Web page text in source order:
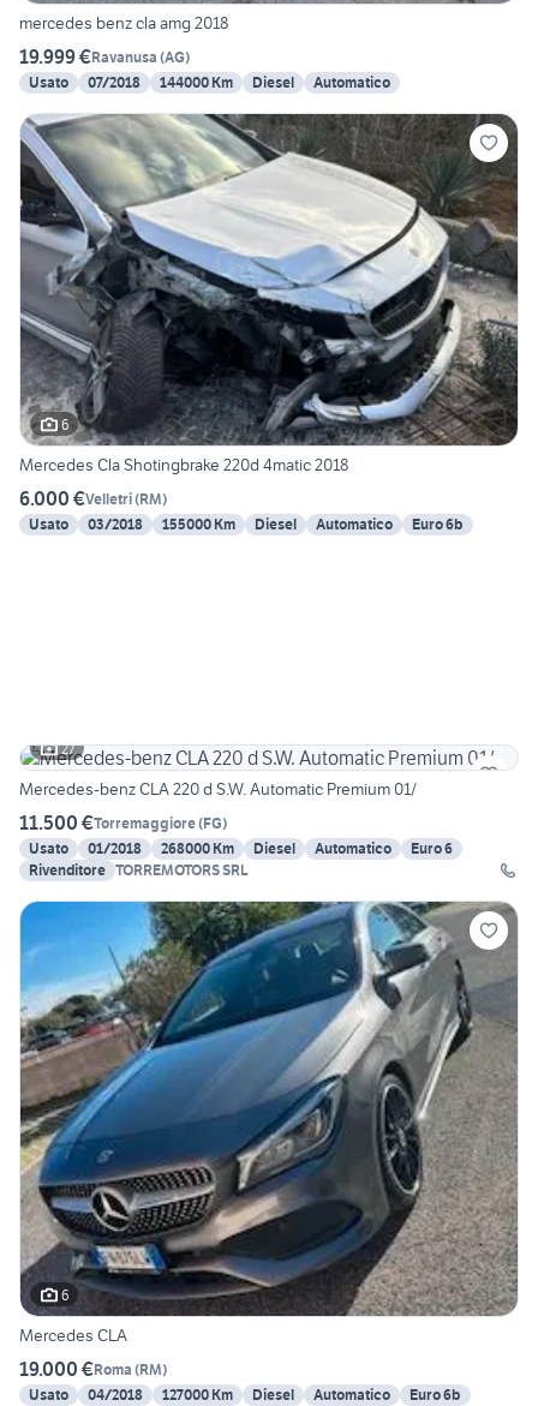
mercedes benz cla amg 2018
19.999 €Ravanusa (AG)
Usato
07/2018 144000 Km Diesel Automatico
6
Mercedes Cla Shotingbrake 220d 4matic 2018
6.000 €Velletri(RM)
Usato
03/2018 155000 Km Diesel Automatico Euro 6b
27
Mercedes-benz CLA 220 d S.W. Automatic Premium 01/
11.500 €Torremaggiore(FG)
Usato
01/2018 268000 Km Diesel Automatico
Euro 6
Rivenditore TORREMOTORS SRL
6
Mercedes CLA
19.000 €Roma (RM)
Usato
04/2018 127000 Km Diesel Automatico Euro 6b